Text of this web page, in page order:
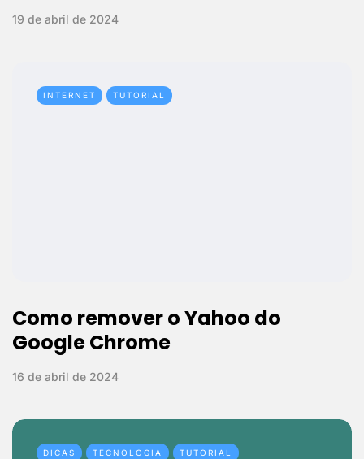
19 de abril de 2024
INTERNET TUTORIAL
Como remover o Yahoo do
Google Chrome
16 de abril de 2024
DICAS TECNOLOGIA TUTORIAL